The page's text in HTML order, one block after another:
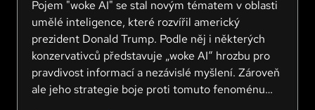
Pojem "woke AI" se stal novým tématem v oblasti
umělé inteligence, které rozvířil americký
prezident Donald Trump. Podle něj i některých
konzervativců představuje „woke AI“ hrozbu pro
pravdivost informací a nezávislé myšlení. Zároveň
ale jeho strategie boje proti tomuto fenoménu